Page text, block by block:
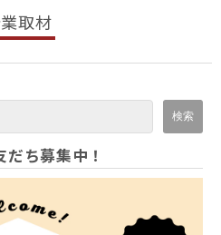
をできる限り特定し、原則
た利用目的の達成に必要
いこととし、そのために必
取材
ち募集中！